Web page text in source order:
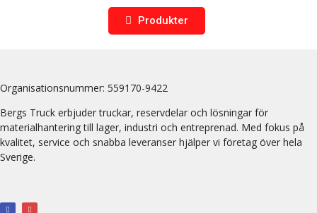
Produkter
Organisationsnummer: 559170-9422
Bergs Truck erbjuder truckar, reservdelar och lösningar för
materialhantering till lager, industri och entreprenad. Med fokus på
kvalitet, service och snabba leveranser hjälper vi företag över hela
Sverige.